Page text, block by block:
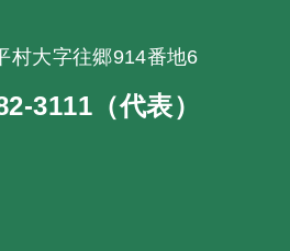
村大字往郷914番地6
3111（代表）